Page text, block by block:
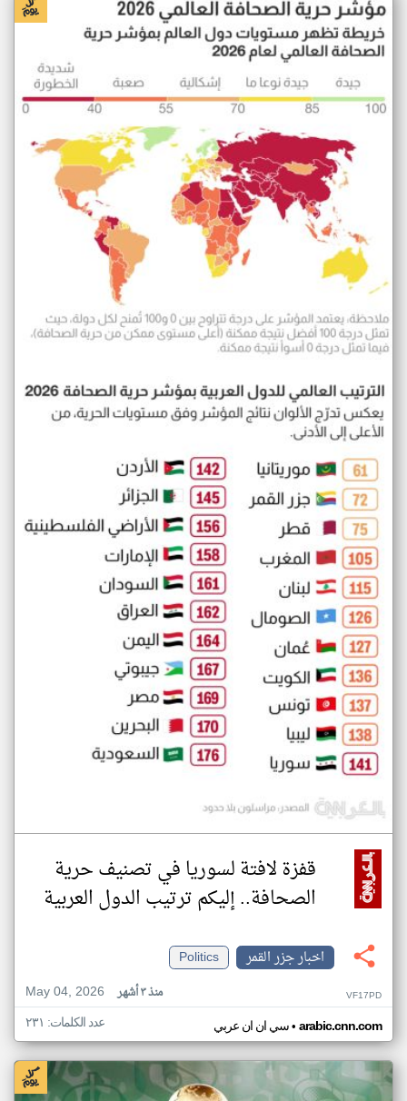
قفزة لافتة لسوريا في تصنيف حرية
الصحافة.. إليكم ترتيب الدول العربية
اخبار جزر القمر
Politics
May 04, 2026
منذ ٣ أشهر VF17PD
سي ان ان عربي• arabic.cnn.com عدد الكلمات: ٢٣١